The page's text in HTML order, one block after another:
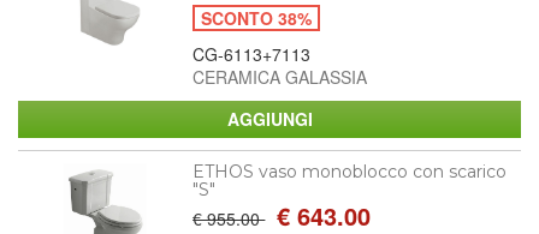
SCONTO 38%
CG-6113+7113
CERAMICA GALASSIA
ETHOS vaso monoblocco con scarico
"S"
€ 955.00 € 643.00